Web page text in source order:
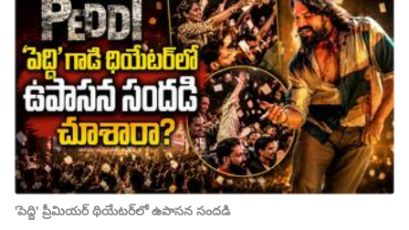
'పెద్ది' ప్రీమియర్ థియేటర్‌లో ఉపాసన సందడి